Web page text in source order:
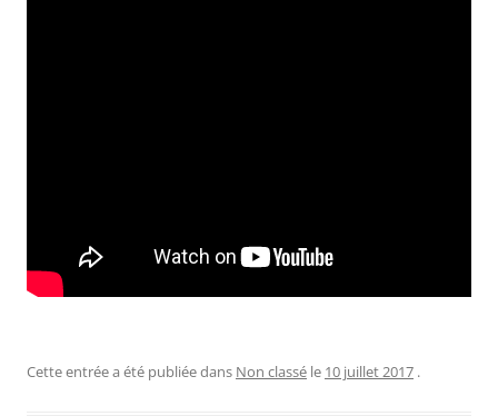
Cette entrée a été publiée dans Non classé le 10 juillet 2017 .